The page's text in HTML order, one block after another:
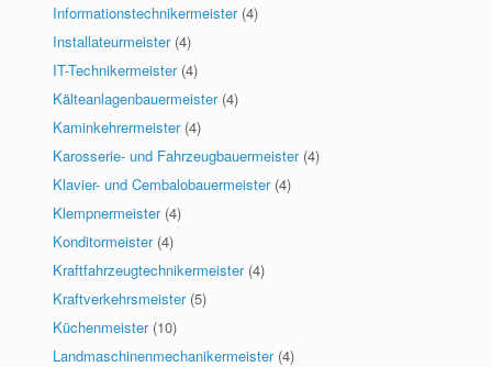
Informationstechnikermeister (4)
Installateurmeister (4)
IT-Technikermeister (4)
Kälteanlagenbauermeister (4)
Kaminkehrermeister (4)
Karosserie- und Fahrzeugbauermeister (4)
Klavier- und Cembalobauermeister (4)
Klempnermeister (4)
Konditormeister (4)
Kraftfahrzeugtechnikermeister (4)
Kraftverkehrsmeister (5)
Küchenmeister (10)
Landmaschinenmechanikermeister (4)